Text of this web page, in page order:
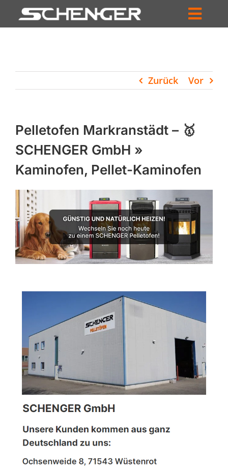
Inhalt
HÄNDLERSUCHE
UNTERNEHMEN
PROFIL
WARENKORB
PRODUCTS
SEARCH
Zurück Vor
Pelletofen Markranstädt – 🥇
SCHENGER GmbH »
Kaminofen, Pellet-Kaminofen